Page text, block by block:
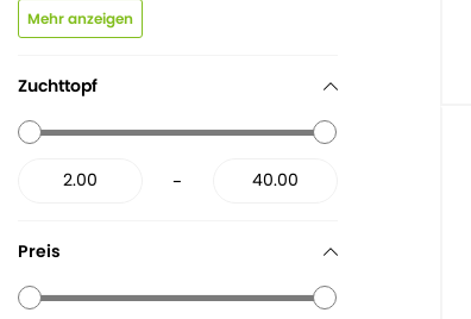
Mehr anzeigen
Zuchttopf
-
Preis